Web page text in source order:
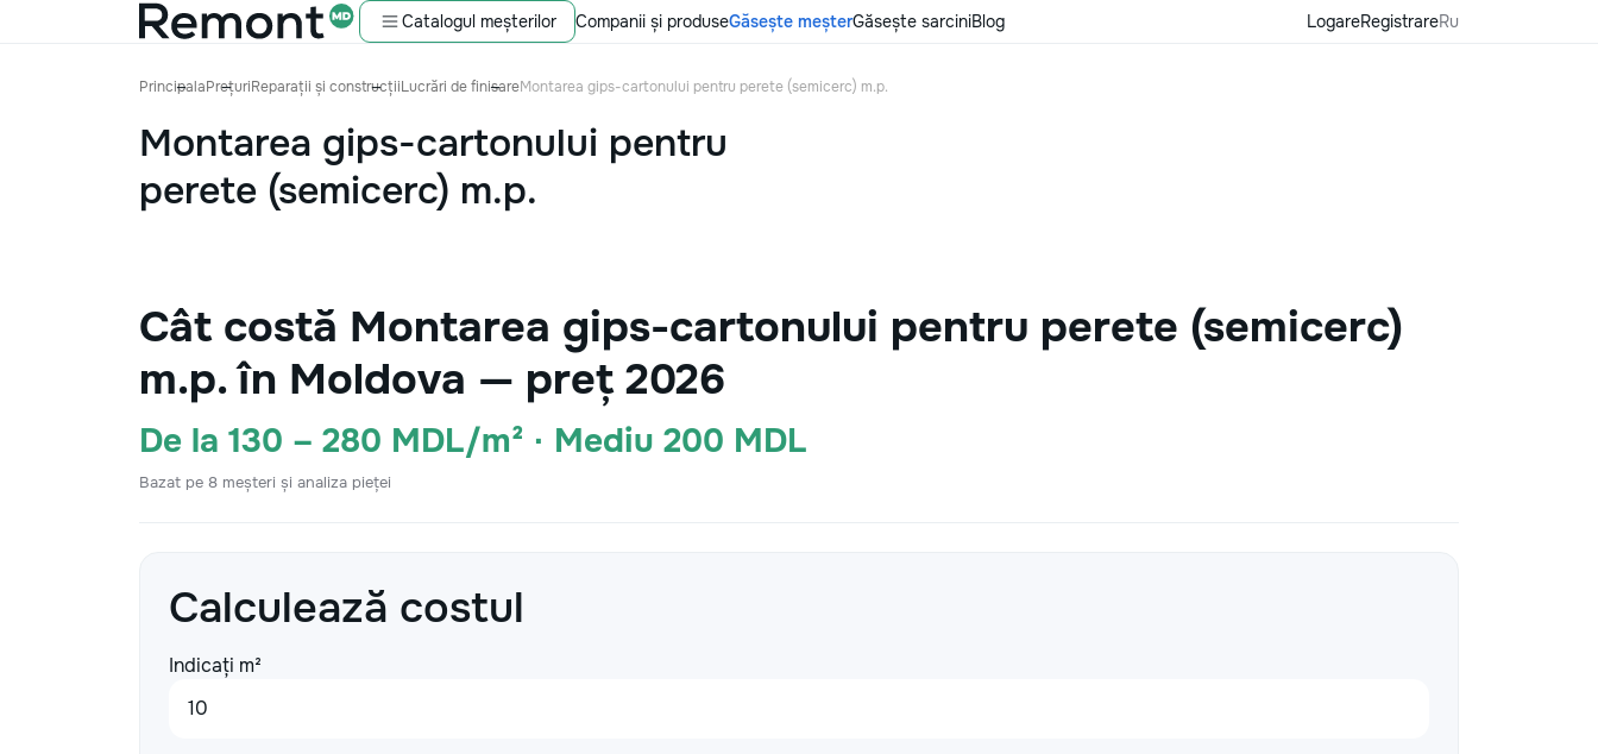
Catalogul meșterilor Companii și produseGăsește meșterGăsește sarciniBlog LogareRegistrareRu
PrincipalaPrețuriReparații și construcțiiLucrări de finisareMontarea gips-cartonului pentru perete (semicerc) m.p.
Montarea gips-cartonului pentru
perete (semicerc) m.p.
Cât costă Montarea gips-cartonului pentru perete (semicerc)
m.p. în Moldova — preț 2026
De la 130 – 280 MDL/m² · Mediu 200 MDL
Bazat pe 8 meșteri și analiza pieței
Calculează costul
Indicați m²